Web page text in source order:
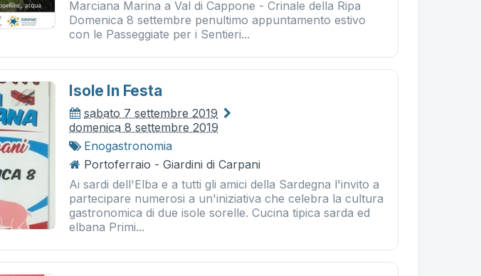
Marciana Marina a Val di Cappone - Crinale della Ripa
Domenica 8 settembre penultimo appuntamento estivo
con le Passeggiate per i Sentieri...
Isole In Festa
sabato 7 settembre 2019
domenica 8 settembre 2019
Enogastronomia
Portoferraio - Giardini di Carpani
Ai sardi dell'Elba e a tutti gli amici della Sardegna l'invito a
partecipare numerosi a un'iniziativa che celebra la cultura
gastronomica di due isole sorelle. Cucina tipica sarda ed
elbana Primi...